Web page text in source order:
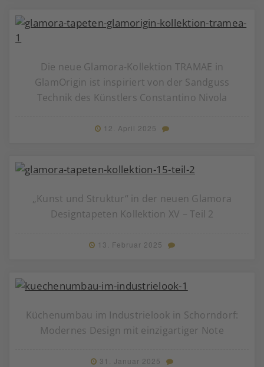
Die neue Glamora-Kollektion TRAMAE in
GlamOrigin ist inspiriert von der Sandguss
Technik des Künstlers Constantino Nivola
12. April 2025
„Kunst und Struktur“ in der neuen Glamora
Designtapeten Kollektion XV – Teil 2
13. Februar 2025
Küchenumbau im Industrielook in Schorndorf:
Modernes Design mit einzigartiger Note
31. Januar 2025